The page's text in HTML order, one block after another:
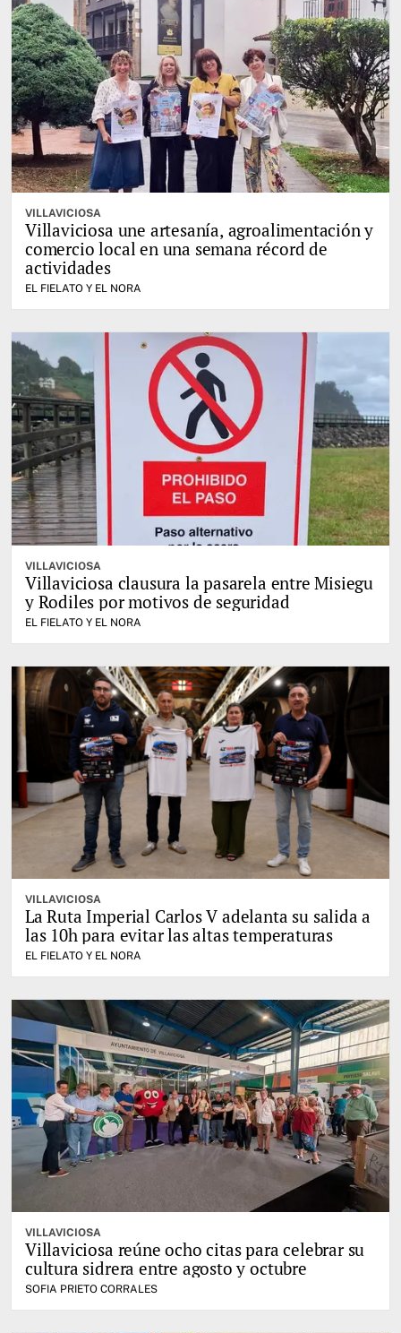
VILLAVICIOSA
Villaviciosa une artesanía, agroalimentación y
comercio local en una semana récord de
actividades
EL FIELATO Y EL NORA
VILLAVICIOSA
Villaviciosa clausura la pasarela entre Misiegu
y Rodiles por motivos de seguridad
EL FIELATO Y EL NORA
VILLAVICIOSA
La Ruta Imperial Carlos V adelanta su salida a
las 10h para evitar las altas temperaturas
EL FIELATO Y EL NORA
VILLAVICIOSA
Villaviciosa reúne ocho citas para celebrar su
cultura sidrera entre agosto y octubre
SOFIA PRIETO CORRALES